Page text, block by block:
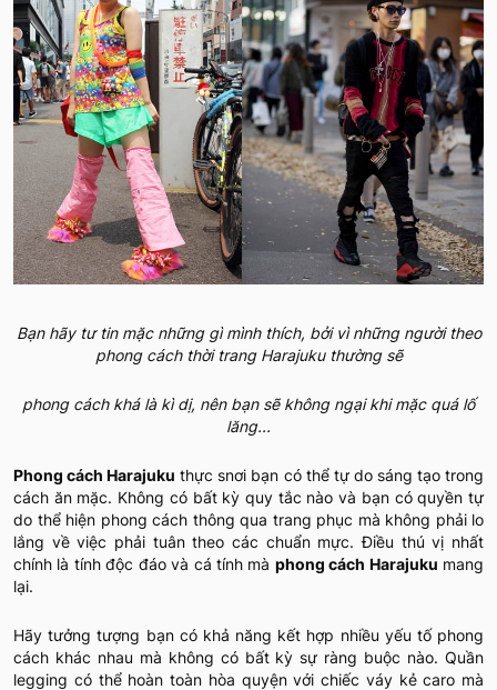
Bạn hãy tư tin mặc những gì mình thích, bởi vì những người theo
phong cách thời trang Harajuku thường sẽ
phong cách khá là kì dị, nên bạn sẽ không ngại khi mặc quá lố
lăng...
Phong cách Harajuku thực snơi bạn có thể tự do sáng tạo trong
cách ăn mặc. Không có bất kỳ quy tắc nào và bạn có quyền tự
do thể hiện phong cách thông qua trang phục mà không phải lo
lắng về việc phải tuân theo các chuẩn mực. Điều thú vị nhất
chính là tính độc đáo và cá tính mà phong cách Harajuku mang
lại.
Hãy tưởng tượng bạn có khả năng kết hợp nhiều yếu tố phong
cách khác nhau mà không có bất kỳ sự ràng buộc nào. Quần
legging có thể hoàn toàn hòa quyện với chiếc váy kẻ caro mà